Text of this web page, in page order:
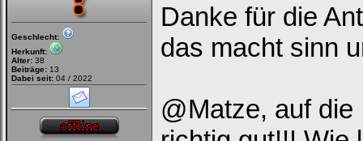
Geschlecht:
Herkunft:
Alter: 38
Beiträge: 13
Dabei seit: 04 / 2022
Danke für die
das macht sinn
@Matze, auf